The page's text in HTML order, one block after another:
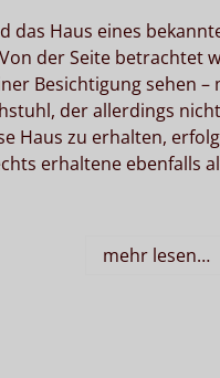
das Haus eines
der Seite betrachtet
Besichtigung sehen
der allerdings
Haus zu erhalten,
erhaltene ebenfalls
mehr lesen…